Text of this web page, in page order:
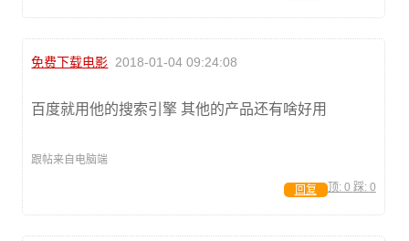
免费下载电影 2018-01-04 09:24:08
百度就用他的搜索引擎 其他的产品还有啥好用
跟帖来自电脑端
顶: 0 踩: 0
回复